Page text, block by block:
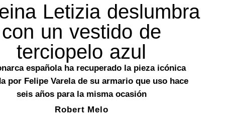
Letizia deslumbra
con un vestido de
terciopelo azul
española ha recuperado la pieza icónica
por Felipe Varela de su armario que uso hace
seis años para la misma ocasión
Robert Melo